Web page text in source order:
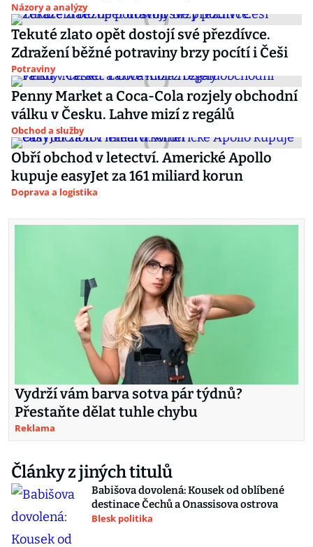
Názory a analýzy
Tekuté zlato opět dostojí své přezdívce.
Zdražení běžné potraviny brzy pocítí i Češi
Potraviny
Penny Market a Coca-Cola rozjely obchodní
válku v Česku. Lahve mizí z regálů
Obchod a služby
Obří obchod v letectví. Americké Apollo
kupuje easyJet za 161 miliard korun
Doprava a logistika
Vydrží vám barva sotva pár týdnů?
Přestaňte dělat tuhle chybu
Reklama
Články z jiných titulů
Babišova dovolená: Kousek od oblíbené
destinace Čechů a Onassisova ostrova
Blesk politika